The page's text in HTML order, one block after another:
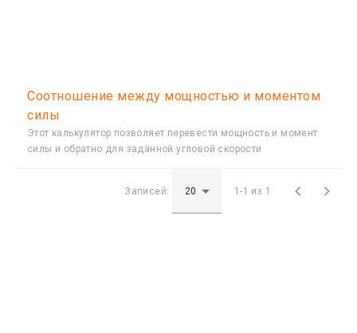
Соотношение между мощностью и моментом
силы
Этот калькулятор позволяет перевести мощность и момент
силы и обратно для заданной угловой скорости
Записей: 1-1 из 1  